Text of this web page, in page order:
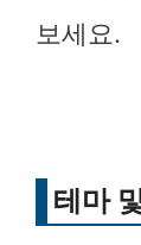
보세요.
테마